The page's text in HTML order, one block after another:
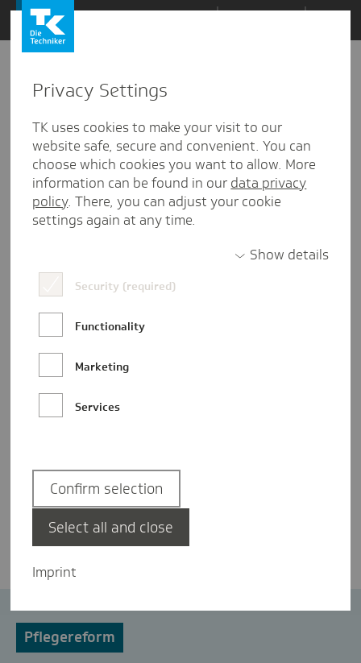
Zum
Inhalt
springen
den
Kommentaren
Nicole Knabe
Pflegereform
Privacy Settings
TK uses cookies to make your visit to our
website safe, secure and convenient. You can
choose which cookies you want to allow. More
information can be found in our data privacy
policy. There, you can adjust your cookie
settings again at any time.
Show details
Security (required)
Functionality
Marketing
Services
Imprint
Confirm selection
Select all and close